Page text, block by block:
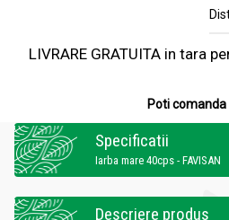
LIVRARE GRATUITA in tara
Poti
Specificatii
Iarba mare 40cps - FAVISAN
Descriere produs